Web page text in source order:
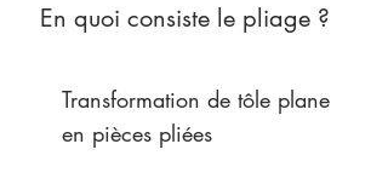
En quoi consiste le pliage ?
Transformation de tôle plane
en pièces pliées